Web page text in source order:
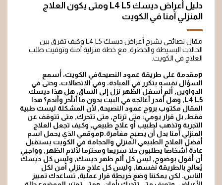
دليل أعراض ديسك L4 L5 ومتى يكون العلاج
المنزلي آمنا في الكويت
مقال نصائحي يشرح أعراض ديسك L4 L5 وكيف تفرق بين
الحالات البسيطة والخطرة, مع خطة منزلية آمنة وتوقيت طلب
العلاج في الكويت.
pمقدمة على طريقة عمود النصيحةفي الكويت، أسمع
السؤال نفسه يتكرر في العيادة، وفي الاتصالات، وحتى في
الدواوين, ألم أسفل الظهر نزل إلى الساق, هل هذا ديسك
L4 L5, وهل أقدر أعالجه في البيت بدون ما أتأخر وأندم؟ هذا
المقال مكتوب بروح عمود النصيحة, لأن المشكلة ليست طبية
فقط, بل قرار يومي: متى ترتاح, متى تتحرك, متى تتوقف عن
التجربة وتذهب لطبيب أو علاج طبيعي, وكيف تجعل العلاج
المنزلي آمنا بدل أن يصبح مغامرة.pموقعي الذي يحمل اسم
أفضل العلاج الطبيعي المنزلي والحجامة في الكويت يستقبل
عادة أشخاصا يطلبون حلا سريعا ومحترما لآلام الظهر, وواجبي
أن أقول بوضوح, ليس كل ألم ظهر ديسك, وليس كل ديسك
يُعالج بالطريقة نفسها, وليس كل علاج منزلي آمن لكل
الناس. لكن يمكننا وضع خريطة قرار عملية, تساعدك تمييز